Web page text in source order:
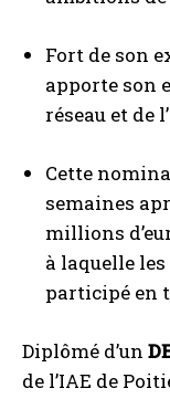
Fort de son
apporte son
réseau et de
Cette
semaines
millions
à laquelle
participé en
Diplômé d’un
de l’IAE de